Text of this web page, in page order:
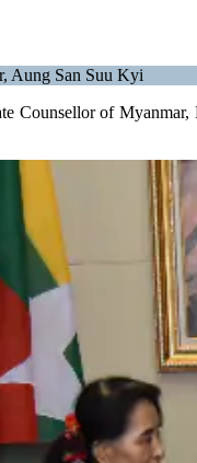
Aung San Suu Kyi
Counsellor of